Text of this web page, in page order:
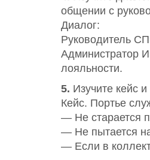
общении с
Диалог:
Руководитель
Администратор
лояльности.
5. Изучите кейс
Кейс. Портье
— Не старается
— Не пытается
— Если в